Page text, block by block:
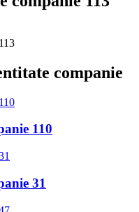
companie
110
31